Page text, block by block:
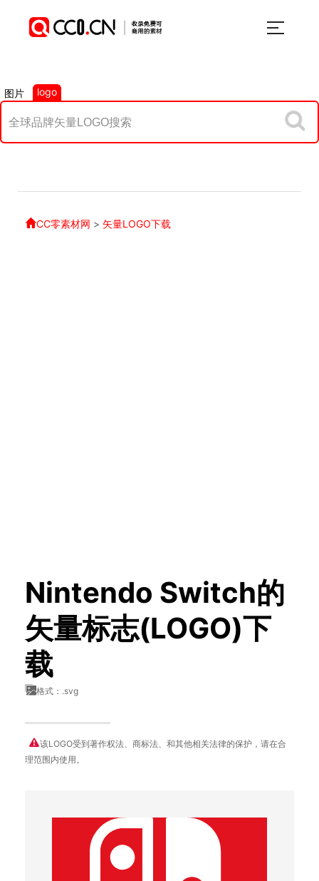
图片 logo
CC零素材网 > 矢量LOGO下载
Nintendo Switch的
矢量标志(LOGO)下
载
格式：.svg
该LOGO受到著作权法、商标法、和其他相关法律的保护，请在合
理范围内使用。